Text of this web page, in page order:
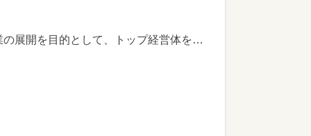
担い手不足による生産量の低下を補い、生産量の維持を担える神奈川農業の中核となる経営体による農業の展開を目的として、トップ経営体を目指す農業者が行う、生産規模拡大に必要な取組みに対し、支援します。